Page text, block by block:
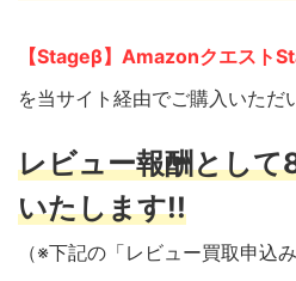
【Stageβ】Amazonクエスト
を当サイト経由でご購入いただ
レビュー報酬とし
いたします!!
（※下記の「レビュー買取申込